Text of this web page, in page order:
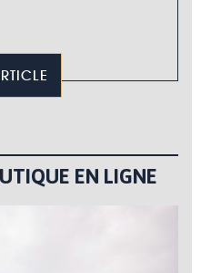
EN LIGNE